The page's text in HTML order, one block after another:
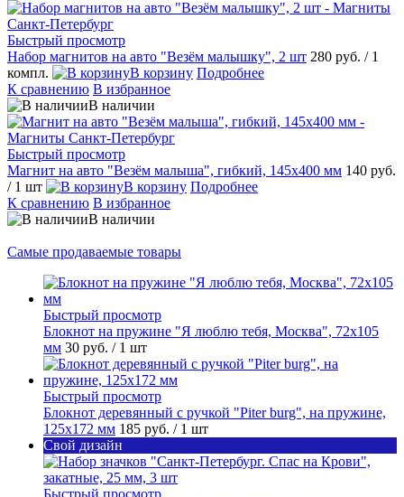
Быстрый просмотр
Набор магнитов на авто "Везём малышку", 2 шт 280 руб. / 1
компл.
В корзину Подробнее
К сравнению В избранное
В наличии
Быстрый просмотр
Магнит на авто "Везём малыша", гибкий, 145х400 мм 140 руб.
/ 1 шт
В корзину Подробнее
К сравнению В избранное
В наличии
Самые продаваемые товары
Быстрый просмотр
Блокнот на пружине "Я люблю тебя, Москва", 72х105
мм 30 руб. / 1 шт
Быстрый просмотр
Блокнот деревянный с ручкой "Piter burg", на пружине,
125х172 мм 185 руб. / 1 шт
Свой дизайн
Быстрый просмотр